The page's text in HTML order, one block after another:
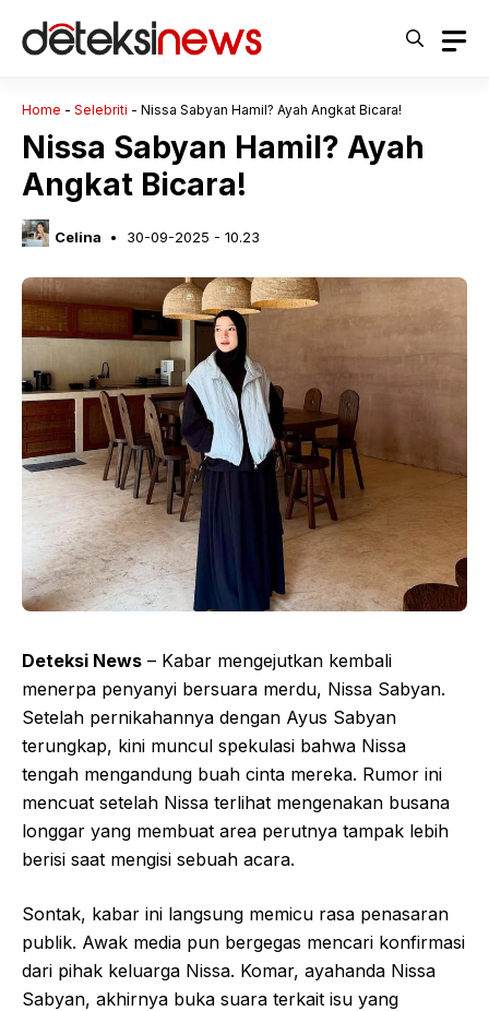
Home - Selebriti - Nissa Sabyan Hamil? Ayah Angkat Bicara!
Nissa Sabyan Hamil? Ayah
Angkat Bicara!
Celina 30-09-2025 - 10.23
Deteksi News – Kabar mengejutkan kembali
menerpa penyanyi bersuara merdu, Nissa Sabyan.
Setelah pernikahannya dengan Ayus Sabyan
terungkap, kini muncul spekulasi bahwa Nissa
tengah mengandung buah cinta mereka. Rumor ini
mencuat setelah Nissa terlihat mengenakan busana
longgar yang membuat area perutnya tampak lebih
berisi saat mengisi sebuah acara.
Sontak, kabar ini langsung memicu rasa penasaran
publik. Awak media pun bergegas mencari konfirmasi
dari pihak keluarga Nissa. Komar, ayahanda Nissa
Sabyan, akhirnya buka suara terkait isu yang